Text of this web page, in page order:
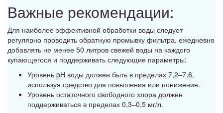
Важные рекомендации:
Для наиболее эффективной обработки воды следует
регулярно проводить обратную промывку фильтра, ежедневно
добавлять не менее 50 литров свежей воды на каждого
купающегося и поддерживать следующие параметры:
Уровень pH воды должен быть в пределах 7,2–7,6,
используя средство для повышения или понижения.
Уровень остаточного свободного хлора должен
поддерживаться в пределах 0,3–0,5 мг/л.